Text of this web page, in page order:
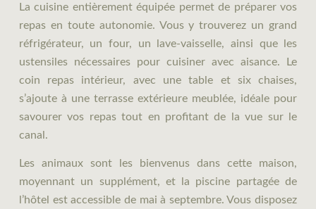
La cuisine entièrement équipée permet de préparer vos
repas en toute autonomie. Vous y trouverez un grand
réfrigérateur, un four, un lave-vaisselle, ainsi que les
ustensiles nécessaires pour cuisiner avec aisance. Le
coin repas intérieur, avec une table et six chaises,
s’ajoute à une terrasse extérieure meublée, idéale pour
savourer vos repas tout en profitant de la vue sur le
canal.
Les animaux sont les bienvenus dans cette maison,
moyennant un supplément, et la piscine partagée de
l’hôtel est accessible de mai à septembre. Vous disposez